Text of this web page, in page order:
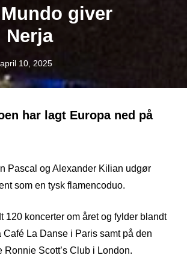
giver
Nerja
april 10, 2025
har lagt Europa ned på
Pascal og Alexander Kilian udgør
som en tysk flamencoduo.
120 koncerter om året og fylder blandt
Café La Danse i Paris samt på den
Ronnie Scott’s Club i London.